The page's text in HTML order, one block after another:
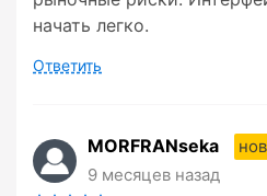
начать легко.
Ответить
MORFRANseka
9 месяцев назад